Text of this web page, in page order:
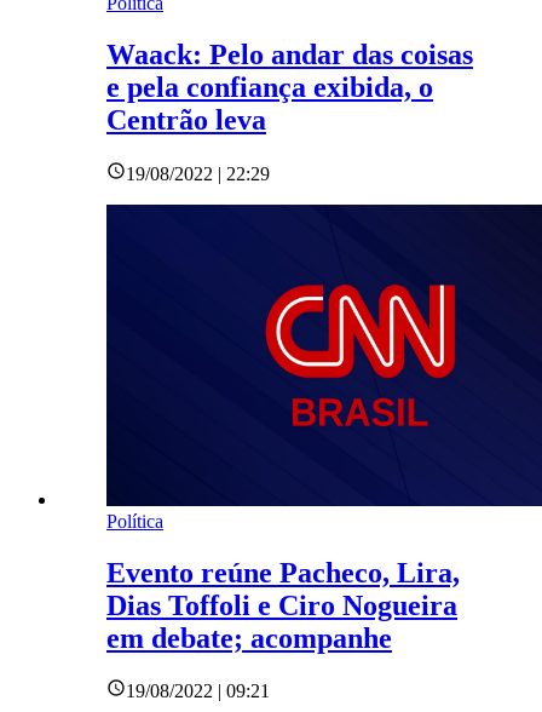
Waack: Pelo andar das coisas
e pela confiança exibida, o
Centrão leva
19/08/2022 | 22:29
Política
Evento reúne Pacheco, Lira,
Dias Toffoli e Ciro Nogueira
em debate; acompanhe
19/08/2022 | 09:21